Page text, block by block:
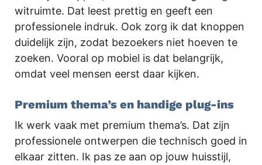
witruimte. Dat leest prettig en geeft een
professionele indruk. Ook zorg ik dat knoppen
duidelijk zijn, zodat bezoekers niet hoeven te
zoeken. Vooral op mobiel is dat belangrijk,
omdat veel mensen eerst daar kijken.
Premium thema’s en handige plug-ins
Ik werk vaak met premium thema’s. Dat zijn
professionele ontwerpen die technisch goed in
elkaar zitten. Ik pas ze aan op jouw huisstijl,